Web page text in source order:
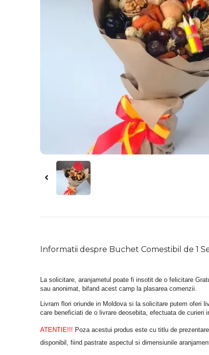
Informatii despre Buchet Comestibil de 1
La solicitare, aranjametul poate fi insotit de o felicitare
sau anonimat, bifand acest camp la plasarea comenzii.
Livram flori oriunde in Moldova si la solicitare putem oferi
care beneficiati de o livrare deosebita, efectuata de curieri
ATENTIE!!! Poza acestui produs este cu titlu de
disponibil, fiind pastrate aspectul si dimensiunile